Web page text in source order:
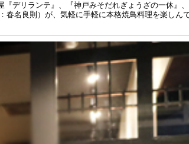
デリランテ』、『神戸みそだれぎょうざの一休』、
春名良則）が、気軽に手軽に本格焼鳥料理を楽しん